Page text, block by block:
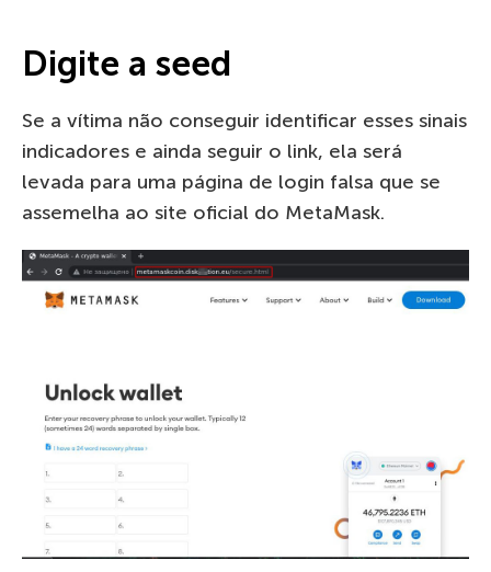
Digite a seed
Se a vítima não conseguir identificar esses sinais
indicadores e ainda seguir o link, ela será
levada para uma página de login falsa que se
assemelha ao site oficial do MetaMask.